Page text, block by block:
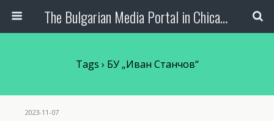
The Bulgarian Media Portal in Chicago
Tags › БУ „Иван Станчов“
2023-11-07